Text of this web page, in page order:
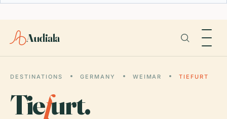
Audiala
DESTINATIONS GERMANY WEIMAR TIEFURT
Tiefurt.